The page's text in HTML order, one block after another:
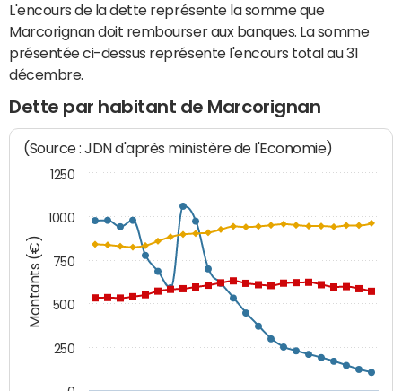
L'encours de la dette représente la somme que
Marcorignan doit rembourser aux banques. La somme
présentée ci-dessus représente l'encours total au 31
décembre.
Dette par habitant de Marcorignan
Montants (€)
(Source : JDN d'après ministère de l'Economie)
250
500
750
1000
1250